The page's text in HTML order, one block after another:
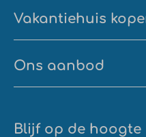
Vakantiehuis
Ons aanbod
Blijf op de hoogte